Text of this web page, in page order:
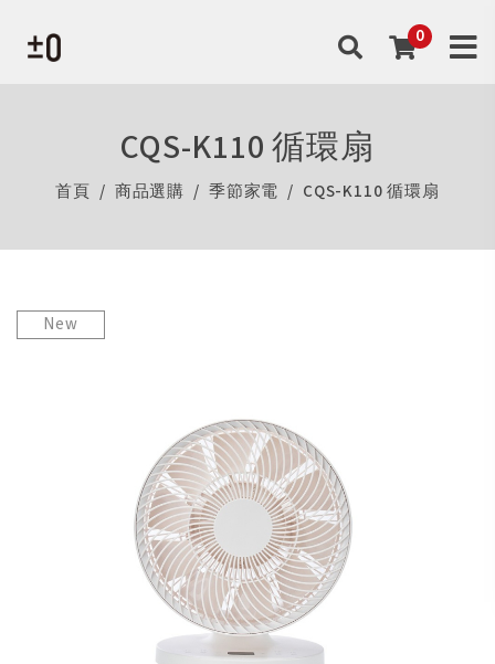
CQS-K110 循環扇
首頁 商品選購 季節家電 CQS-K110 循環扇
New